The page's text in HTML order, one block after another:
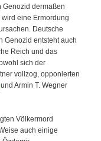
Genozid dermaßen
eine Ermordung
Deutsche
Genozid entsteht auch
Reich und das
sich der
vollzog, opponierten
und Armin T. Wegner
Völkermord
auch einige